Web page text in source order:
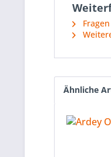
Ähnliche